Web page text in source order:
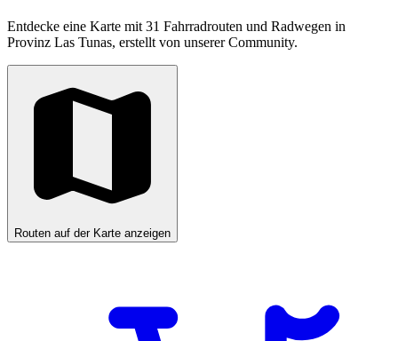
Entdecke eine Karte mit 31 Fahrradrouten und Radwegen in
Provinz Las Tunas, erstellt von unserer Community.
Routen auf der Karte anzeigen